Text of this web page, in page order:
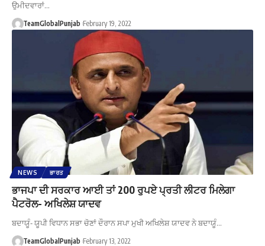
ਉਮੀਦਵਾਰਾਂ…
TeamGlobalPunjab February 19, 2022
NEWS ਭਾਰਤ
ਭਾਜਪਾ ਦੀ ਸਰਕਾਰ ਆਈ ਤਾਂ 200 ਰੁਪਏ ਪ੍ਰਤੀ ਲੀਟਰ ਮਿਲੇਗਾ
ਪੈਟਰੋਲ- ਅਖਿਲੇਸ਼ ਯਾਦਵ
ਬਦਾਯੂੰ- ਯੂਪੀ ਵਿਧਾਨ ਸਭਾ ਚੋਣਾਂ ਦੌਰਾਨ ਸਪਾ ਮੁਖੀ ਅਖਿਲੇਸ਼ ਯਾਦਵ ਨੇ ਬਦਾਯੂੰ…
TeamGlobalPunjab February 13, 2022